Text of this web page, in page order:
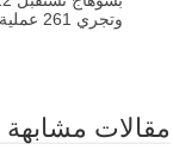
وتجري 261 عملية جراحية
مقالات مشابهة